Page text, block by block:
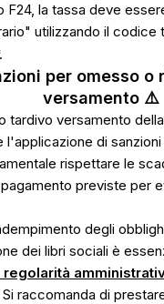
F24, la tassa deve
utilizzando il codice
per omesso o
versamento ⚠️
tardivo versamento
l'applicazione di
rispettare le
previste per
degli
dei libri sociali è
regolarità
Si raccomanda di